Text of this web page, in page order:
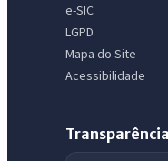
e-SIC
LGPD
Mapa do Site
Acessibilidade
Transparência